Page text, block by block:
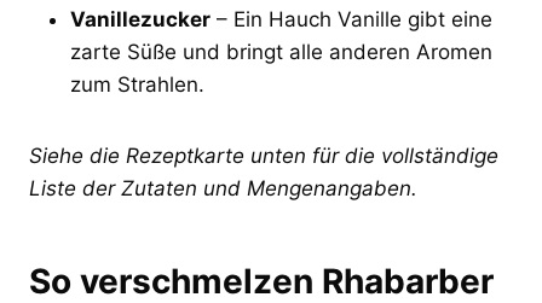
Vanillezucker – Ein Hauch Vanille gibt eine
zarte Süße und bringt alle anderen Aromen
zum Strahlen.
Siehe die Rezeptkarte unten für die vollständige
Liste der Zutaten und Mengenangaben.
So verschmelzen Rhabarber